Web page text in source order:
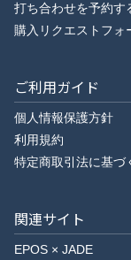
打ち合わせを予約す
購入リクエストフォ
ご利用ガイド
個人情報保護方針
利用規約
特定商取引法に基づ
関連サイト
EPOS × JADE